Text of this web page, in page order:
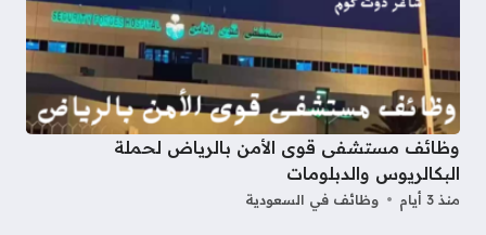
وظائف مستشفى قوى الأمن بالرياض لحملة
البكالريوس والدبلومات
منذ 3 أيام وظائف في السعودية